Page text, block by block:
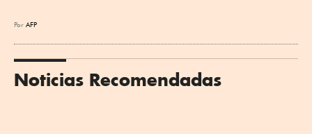
Por AFP
Noticias Recomendadas